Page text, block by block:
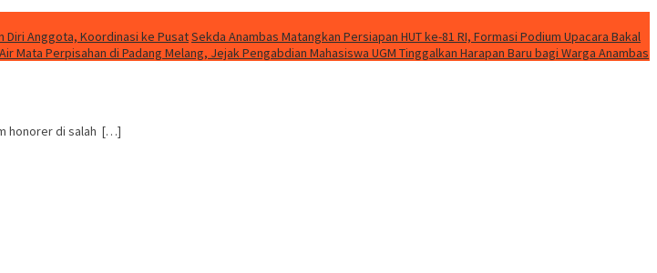
Diri Anggota, Koordinasi ke PusatSekda Anambas Matangkan Persiapan HUT ke-81 RI, Formasi Podium Upacara Bakal
Air Mata Perpisahan di Padang Melang, Jejak Pengabdian Mahasiswa UGM Tinggalkan Harapan Baru bagi Warga Anambas
honorer di salah […]